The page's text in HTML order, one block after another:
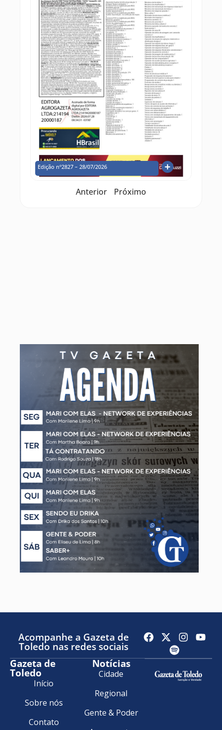
Edição nº2827 – 28/07/2026
Anterior Próximo
Acompanhe a Gazeta de
Toledo nas redes sociais
Gazeta de
Toledo
Início
Sobre nós
Contato
Notícias
Cidade
Regional
Gente & Poder